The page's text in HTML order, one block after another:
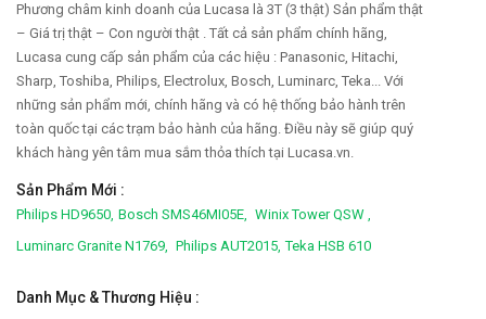
Phương châm kinh doanh của Lucasa là 3T (3 thật) Sản phẩm thật
– Giá trị thật – Con người thật . Tất cả sản phẩm chính hãng,
Lucasa cung cấp sản phẩm của các hiệu : Panasonic, Hitachi,
Sharp, Toshiba, Philips, Electrolux, Bosch, Luminarc, Teka... Với
những sản phẩm mới, chính hãng và có hệ thống bảo hành trên
toàn quốc tại các trạm bảo hành của hãng. Điều này sẽ giúp quý
khách hàng yên tâm mua sắm thỏa thích tại Lucasa.vn.
Sản Phẩm Mới :
Philips HD9650, Bosch SMS46MI05E, Winix Tower QSW ,
Luminarc Granite N1769, Philips AUT2015, Teka HSB 610
Danh Mục & Thương Hiệu :